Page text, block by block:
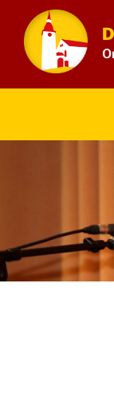
Inhalt
springen